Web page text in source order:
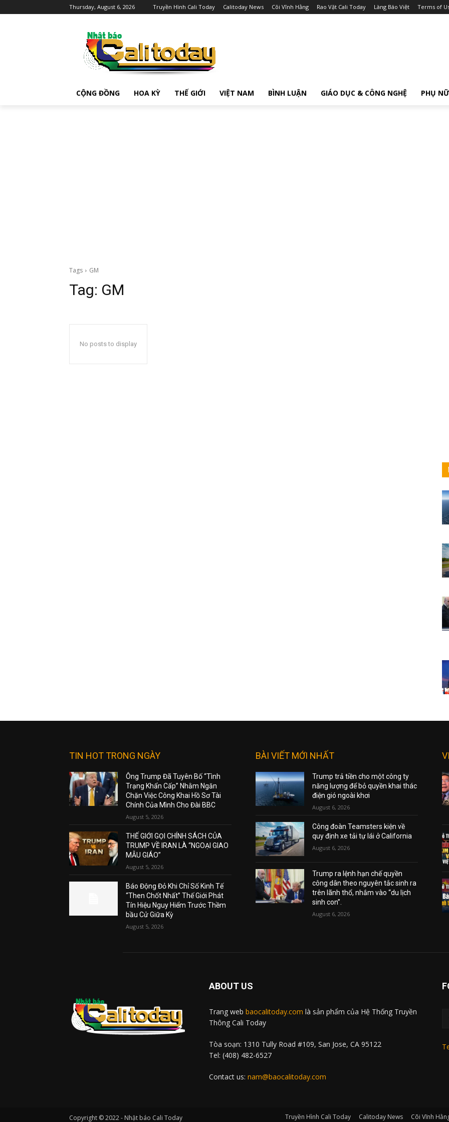
Thursday, August 6, 2026 Truyền Hình Cali Today Calitoday News Cõi Vĩnh Hằng Rao Vặt Cali Today Làng Báo Việt Terms of
CỘNG ĐỒNG HOA KỲ THẾ GIỚI VIỆT NAM BÌNH LUẬN GIÁO DỤC & CÔNG NGHỆ PHỤ NỮ
Tags GM
Tag: GM
No posts to display
TIN HOT TRONG NGÀY
Ông Trump Đã Tuyên Bố “Tình
Trạng Khẩn Cấp” Nhằm Ngăn
Chặn Việc Công Khai Hồ Sơ Tài
Chính Của Mình Cho Đài BBC
August 5, 2026
THẾ GIỚI GỌI CHÍNH SÁCH CỦA
TRUMP VỀ IRAN LÀ “NGOẠI GIAO
MẪU GIÁO”
August 5, 2026
Báo Động Đỏ Khi Chỉ Số Kinh Tế
“Then Chốt Nhất” Thế Giới Phát
Tín Hiệu Nguy Hiểm Trước Thềm
bầu Cử Giữa Kỳ
August 5, 2026
BÀI VIẾT MỚI NHẤT
Trump trả tiền cho một công ty
năng lượng để bỏ quyền khai thác
điện gió ngoài khơi
August 6, 2026
Công đoàn Teamsters kiện về
quy định xe tải tự lái ở California
August 6, 2026
Trump ra lệnh hạn chế quyền
công dân theo nguyên tắc sinh ra
trên lãnh thổ, nhắm vào “du lịch
sinh con”.
August 6, 2026
ABOUT US
Trang web baocalitoday.com là sản phẩm của Hệ Thống Truyền
Thông Cali Today
Tòa soạn: 1310 Tully Road #109, San Jose, CA 95122
Tel: (408) 482-6527
Contact us: nam@baocalitoday.com
Copyright © 2022 - Nhật báo Cali Today Truyền Hình Cali Today Calitoday News Cõi Vĩnh